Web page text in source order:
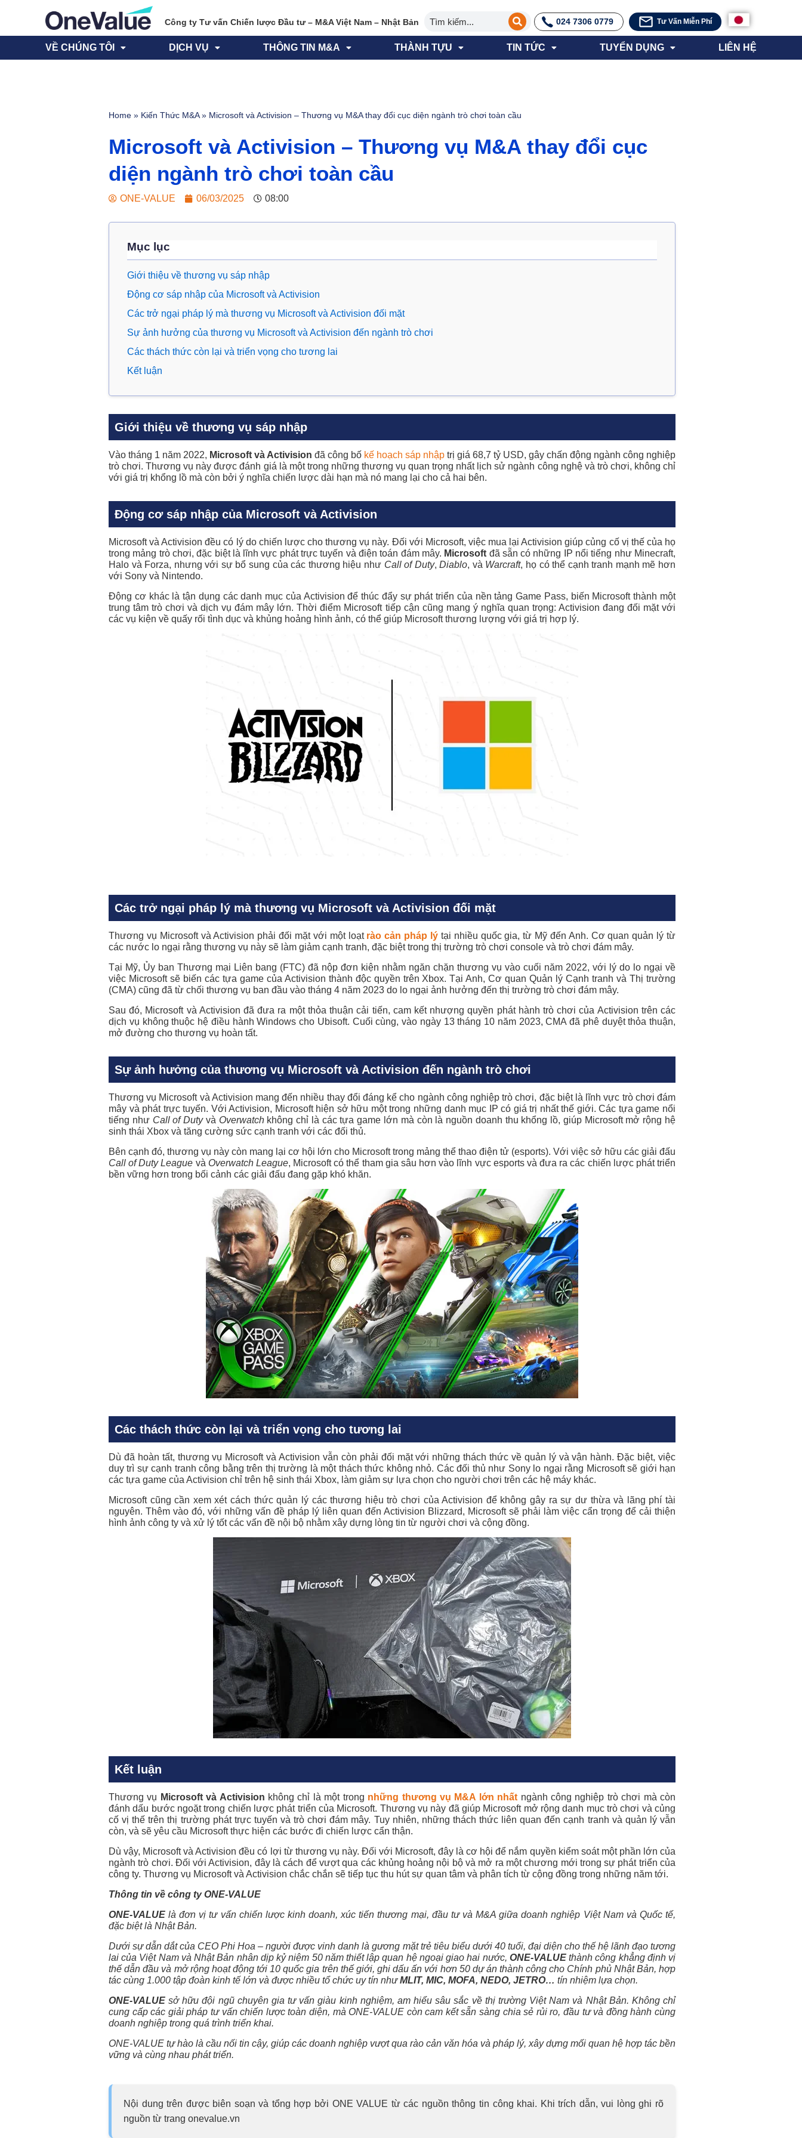
Công ty Tư vấn Chiến lược Đầu tư – M&A Việt Nam – Nhật Bản 024 7306 0779 Tư Vấn Miễn Phí
VỀ CHÚNG TÔI DỊCH VỤ THÔNG TIN M&A THÀNH TỰU TIN TỨC TUYỂN DỤNG LIÊN HỆ
Home » Kiến Thức M&A» Microsoft và Activision – Thương vụ M&A thay đổi cục diện ngành trò chơi toàn cầu
Microsoft và Activision – Thương vụ M&A thay đổi cục
diện ngành trò chơi toàn cầu
ONE-VALUE 06/03/2025 08:00
Mục lục
Giới thiệu về thương vụ sáp nhập
Động cơ sáp nhập của Microsoft và Activision
Các trở ngại pháp lý mà thương vụ Microsoft và Activision đối mặt
Sự ảnh hưởng của thương vụ Microsoft và Activision đến ngành trò chơi
Các thách thức còn lại và triển vọng cho tương lai
Kết luận
Giới thiệu về thương vụ sáp nhập
Vào tháng 1 năm 2022, Microsoft và Activision đã công bố kế hoạch sáp nhập trị giá 68,7 tỷ USD, gây chấn động ngành công nghiệp
trò chơi. Thương vụ này được đánh giá là một trong những thương vụ quan trọng nhất lịch sử ngành công nghệ và trò chơi, không chỉ
với giá trị khổng lồ mà còn bởi ý nghĩa chiến lược dài hạn mà nó mang lại cho cả hai bên.
Động cơ sáp nhập của Microsoft và Activision
Microsoft và Activision đều có lý do chiến lược cho thương vụ này. Đối với Microsoft, việc mua lại Activision giúp củng cố vị thế của họ
trong mảng trò chơi, đặc biệt là lĩnh vực phát trực tuyến và điện toán đám mây. Microsoft đã sẵn có những IP nổi tiếng như Minecraft,
Halo và Forza, nhưng với sự bổ sung của các thương hiệu như Call of Duty,Diablo, và Warcraft, họ có thể cạnh tranh mạnh mẽ hơn
với Sony và Nintendo.
Động cơ khác là tận dụng các danh mục của Activision để thúc đẩy sự phát triển của nền tảng Game Pass, biến Microsoft thành một
trung tâm trò chơi và dịch vụ đám mây lớn. Thời điểm Microsoft tiếp cận cũng mang ý nghĩa quan trọng: Activision đang đối mặt với
các vụ kiện về quấy rối tình dục và khủng hoảng hình ảnh, có thể giúp Microsoft thương lượng với giá trị hợp lý.
Các trở ngại pháp lý mà thương vụ Microsoft và Activision đối mặt
Thương vụ Microsoft và Activision phải đối mặt với một loạt rào cản pháp lýtại nhiều quốc gia, từ Mỹ đến Anh. Cơ quan quản lý từ
các nước lo ngại rằng thương vụ này sẽ làm giảm cạnh tranh, đặc biệt trong thị trường trò chơi console và trò chơi đám mây.
Tại Mỹ, Ủy ban Thương mại Liên bang (FTC) đã nộp đơn kiện nhằm ngăn chặn thương vụ vào cuối năm 2022, với lý do lo ngại về
việc Microsoft sẽ biến các tựa game của Activision thành độc quyền trên Xbox. Tại Anh, Cơ quan Quản lý Cạnh tranh và Thị trường
(CMA) cũng đã từ chối thương vụ ban đầu vào tháng 4 năm 2023 do lo ngại ảnh hưởng đến thị trường trò chơi đám mây.
Sau đó, Microsoft và Activision đã đưa ra một thỏa thuận cải tiến, cam kết nhượng quyền phát hành trò chơi của Activision trên các
dịch vụ không thuộc hệ điều hành Windows cho Ubisoft. Cuối cùng, vào ngày 13 tháng 10 năm 2023, CMA đã phê duyệt thỏa thuận,
mở đường cho thương vụ hoàn tất.
Sự ảnh hưởng của thương vụ Microsoft và Activision đến ngành trò chơi
Thương vụ Microsoft và Activision mang đến nhiều thay đổi đáng kể cho ngành công nghiệp trò chơi, đặc biệt là lĩnh vực trò chơi đám
mây và phát trực tuyến. Với Activision, Microsoft hiện sở hữu một trong những danh mục IP có giá trị nhất thế giới. Các tựa game nổi
tiếng như Call of Dutyvà Overwatchkhông chỉ là các tựa game lớn mà còn là nguồn doanh thu khổng lồ, giúp Microsoft mở rộng hệ
sinh thái Xbox và tăng cường sức cạnh tranh với các đối thủ.
Bên cạnh đó, thương vụ này còn mang lại cơ hội lớn cho Microsoft trong mảng thể thao điện tử (esports). Với việc sở hữu các giải đấu
Call of Duty League và Overwatch League, Microsoft có thể tham gia sâu hơn vào lĩnh vực esports và đưa ra các chiến lược phát triển
bền vững hơn trong bối cảnh các giải đấu đang gặp khó khăn.
Các thách thức còn lại và triển vọng cho tương lai
Dù đã hoàn tất, thương vụ Microsoft và Activision vẫn còn phải đối mặt với những thách thức về quản lý và vận hành. Đặc biệt, việc
duy trì sự cạnh tranh công bằng trên thị trường là một thách thức không nhỏ. Các đối thủ như Sony lo ngại rằng Microsoft sẽ giới hạn
các tựa game của Activision chỉ trên hệ sinh thái Xbox, làm giảm sự lựa chọn cho người chơi trên các hệ máy khác.
Microsoft cũng cần xem xét cách thức quản lý các thương hiệu trò chơi của Activision để không gây ra sự dư thừa và lãng phí tài
nguyên. Thêm vào đó, với những vấn đề pháp lý liên quan đến Activision Blizzard, Microsoft sẽ phải làm việc cẩn trọng để cải thiện
hình ảnh công ty và xử lý tốt các vấn đề nội bộ nhằm xây dựng lòng tin từ người chơi và cộng đồng.
Kết luận
Thương vụ Microsoft và Activision không chỉ là một trong những thương vụ M&A lớn nhất ngành công nghiệp trò chơi mà còn
đánh dấu bước ngoặt trong chiến lược phát triển của Microsoft. Thương vụ này đã giúp Microsoft mở rộng danh mục trò chơi và củng
cố vị thế trên thị trường phát trực tuyến và trò chơi đám mây. Tuy nhiên, những thách thức liên quan đến cạnh tranh và quản lý vẫn
còn, và sẽ yêu cầu Microsoft thực hiện các bước đi chiến lược cẩn thận.
Dù vậy, Microsoft và Activision đều có lợi từ thương vụ này. Đối với Microsoft, đây là cơ hội để nắm quyền kiểm soát một phần lớn của
ngành trò chơi. Đối với Activision, đây là cách để vượt qua các khủng hoảng nội bộ và mở ra một chương mới trong sự phát triển của
công ty. Thương vụ Microsoft và Activision chắc chắn sẽ tiếp tục thu hút sự quan tâm và phân tích từ cộng đồng trong những năm tới.
Thông tin về công ty ONE-VALUE
ONE-VALUE là đơn vị tư vấn chiến lược kinh doanh, xúc tiến thương mại, đầu tư và M&A giữa doanh nghiệp Việt Nam và Quốc tế,
đặc biệt là Nhật Bản.
Dưới sự dẫn dắt của CEO Phi Hoa – người được vinh danh là gương mặt trẻ tiêu biểu dưới 40 tuổi, đại diện cho thế hệ lãnh đạo tương
lai của Việt Nam và Nhật Bản nhân dịp kỷ niệm 50 năm thiết lập quan hệ ngoại giao hai nước, ONE-VALUEthành công khẳng định vị
thế dẫn đầu và mở rộng hoạt động tới 10 quốc gia trên thế giới, ghi dấu ấn với hơn 50 dự án thành công cho Chính phủ Nhật Bản, hợp
tác cùng 1.000 tập đoàn kinh tế lớn và được nhiều tổ chức uy tín nhưMLIT, MIC, MOFA, NEDO, JETRO… tín nhiệm lựa chọn.
ONE-VALUE sở hữu đội ngũ chuyên gia tư vấn giàu kinh nghiệm, am hiểu sâu sắc về thị trường Việt Nam và Nhật Bản. Không chỉ
cung cấp các giải pháp tư vấn chiến lược toàn diện, mà ONE-VALUE còn cam kết sẵn sàng chia sẻ rủi ro, đầu tư và đồng hành cùng
doanh nghiệp trong quá trình triển khai.
ONE-VALUE tự hào là cầu nối tin cậy, giúp các doanh nghiệp vượt qua rào cản văn hóa và pháp lý, xây dựng mối quan hệ hợp tác bền
vững và cùng nhau phát triển.
Nội dung trên được biên soạn và tổng hợp bởi ONE VALUE từ các nguồn thông tin công khai. Khi trích dẫn, vui lòng ghi rõ
nguồn từ trang onevalue.vn